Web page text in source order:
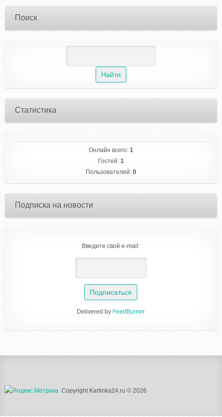
Поиск
Статистика
Онлайн всего: 1
Гостей: 1
Пользователей: 0
Подписка на новости
Введите свой e-mail:
Delivered by FeedBurner
Copyright Kartinka24.ru © 2026